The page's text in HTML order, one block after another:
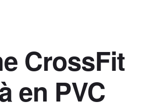
CrossFit
en PVC